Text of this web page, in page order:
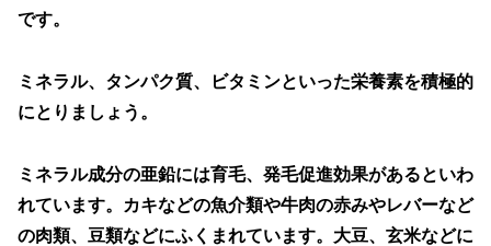
です。
ミネラル、タンパク質、ビタミンといった栄養素を積極的
にとりましょう。
ミネラル成分の亜鉛には育毛、発毛促進効果があるといわ
れています。カキなどの魚介類や牛肉の赤みやレバーなど
の肉類、豆類などにふくまれています。大豆、玄米などに